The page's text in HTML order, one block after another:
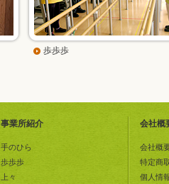
歩歩歩
事業所紹介
手のひら
歩歩歩
上々
会社概
会社概
特定商
個人情